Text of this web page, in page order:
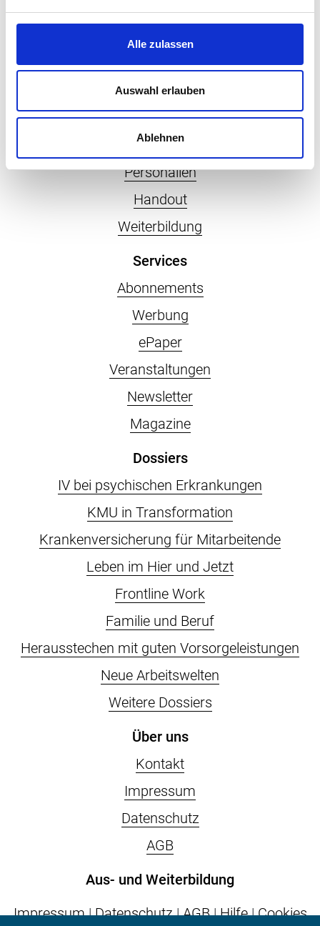
Alle zulassen
Auswahl erlauben
Ablehnen
Rubriken
Sozialversicherungen
HR
Gesundheit
Recht
Digital
Personalien
Handout
Weiterbildung
Services
Abonnements
Werbung
ePaper
Veranstaltungen
Newsletter
Magazine
Dossiers
IV bei psychischen Erkrankungen
KMU in Transformation
Krankenversicherung für Mitarbeitende
Leben im Hier und Jetzt
Frontline Work
Familie und Beruf
Herausstechen mit guten Vorsorgeleistungen
Neue Arbeitswelten
Weitere Dossiers
Über uns
Kontakt
Impressum
Datenschutz
AGB
Aus- und Weiterbildung
Impressum|Datenschutz|AGB|Hilfe|Cookies